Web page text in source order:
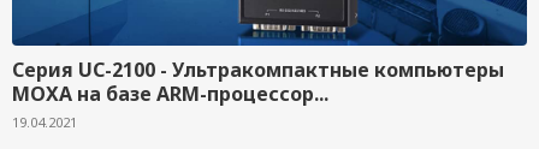
Серия UC-2100 - Ультракомпактные компьютеры
MOXA на базе ARM-процессор...
19.04.2021